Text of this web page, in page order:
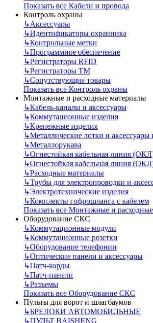
Показать все Кабели и провода
Контроль охраны
↳Аксессуары
↳Идентификаторы охранника
↳Контрольные метки
↳Программное обеспечение
↳Регистраторы RFID
↳Регистраторы ТМ
↳Сопутствующие товары
Показать все Контроль охраны
Монтажные и расходные материалы
↳Кабель-каналы и аксессуары
↳Коммутационные изделия
↳Крепежные изделия
↳Металлические лотки и аксессуары
↳Металлорукава
↳Огнестойкая кабельная линия
↳Огнестойкая кабельная линия
↳Расходные материалы
↳Трубы для электропроводки и
↳Электротехнические изделия
↳Комплекты гофрошланга с кабелем
Показать все Монтажные и
Оборудование СКС
↳Коммутационные модули
↳Коммутационные розетки
↳Оборудование телефонии
↳Оптические панели и аксессуары
↳Патч-корды
↳Патч-панели
↳Разъемы
Показать все Оборудование СКС
Пульты для ворот и шлагбаумов
↳БРЕЛОКИ АВТОМОБИЛЬНЫЕ
↳ПУЛЬТ BAISHENG